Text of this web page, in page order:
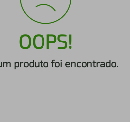
OOPS!
produto foi encontrado.